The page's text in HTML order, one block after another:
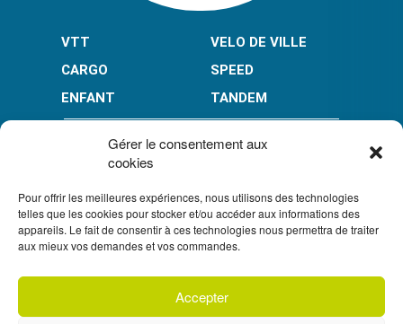
Gérer le consentement aux
cookies
Pour offrir les meilleures expériences, nous utilisons des technologies
telles que les cookies pour stocker et/ou accéder aux informations des
appareils. Le fait de consentir à ces technologies nous permettra de traiter
aux mieux vos demandes et vos commandes.
Accepter
notre newsletter
VTT
VELO DE VILLE
CARGO
SPEED
ENFANT
TANDEM
PAIEMENT EN PLUSIEURS FOIS* :
LIMITÉ À 3000 € POUR LE 10X. LIMITÉ À 6000 € POUR LE 3X ET 4X.
CONDITION GÉNÉRALES DE VENTE
POLITIQUE DE CONFIDENTIALITÉ